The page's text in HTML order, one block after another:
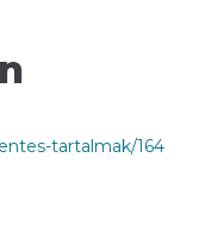
tartalmak/164